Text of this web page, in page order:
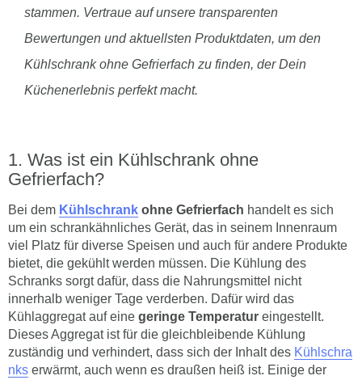
stammen. Vertraue auf unsere transparenten
Bewertungen und aktuellsten Produktdaten, um den
Kühlschrank ohne Gefrierfach zu finden, der Dein
Küchenerlebnis perfekt macht.
Was ist ein Kühlschrank ohne
Gefrierfach?
Bei dem Kühlschrank ohne Gefrierfach handelt es sich
um ein schrankähnliches Gerät, das in seinem Innenraum
viel Platz für diverse Speisen und auch für andere Produkte
bietet, die gekühlt werden müssen. Die Kühlung des
Schranks sorgt dafür, dass die Nahrungsmittel nicht
innerhalb weniger Tage verderben. Dafür wird das
Kühlaggregat auf eine geringe Temperatur eingestellt.
Dieses Aggregat ist für die gleichbleibende Kühlung
zuständig und verhindert, dass sich der Inhalt des Kühlschra
nks erwärmt, auch wenn es draußen heiß ist. Einige der